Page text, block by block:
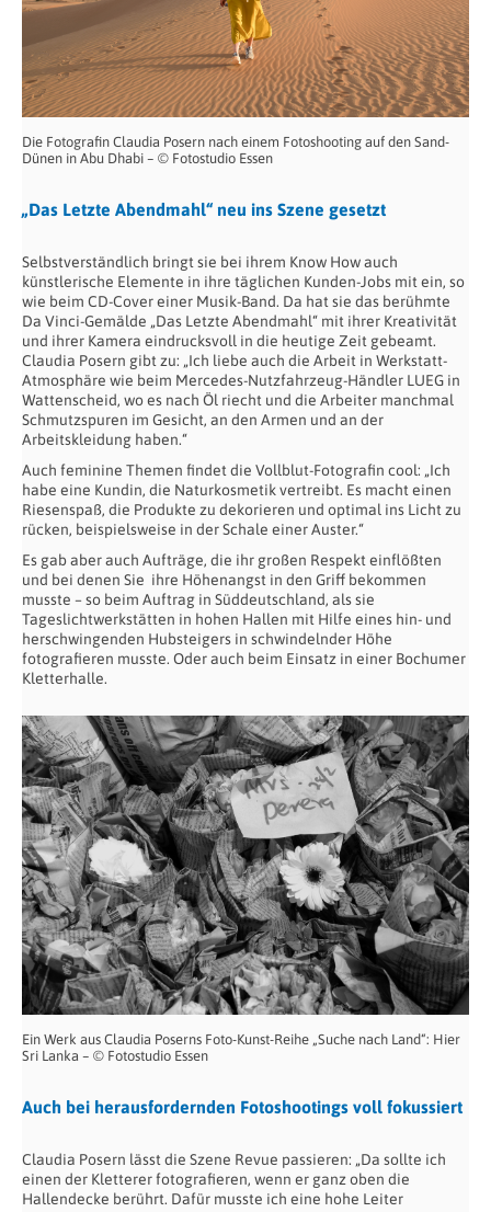
Die Fotografin Claudia Posern nach einem Fotoshooting auf den Sand-
Dünen in Abu Dhabi – © Fotostudio Essen
„Das Letzte Abendmahl“ neu ins Szene gesetzt
Selbstverständlich bringt sie bei ihrem Know How auch
künstlerische Elemente in ihre täglichen Kunden-Jobs mit ein, so
wie beim CD-Cover einer Musik-Band. Da hat sie das berühmte
Da Vinci-Gemälde „Das Letzte Abendmahl“ mit ihrer Kreativität
und ihrer Kamera eindrucksvoll in die heutige Zeit gebeamt.
Claudia Posern gibt zu: „Ich liebe auch die Arbeit in Werkstatt-
Atmosphäre wie beim Mercedes-Nutzfahrzeug-Händler LUEG in
Wattenscheid, wo es nach Öl riecht und die Arbeiter manchmal
Schmutzspuren im Gesicht, an den Armen und an der
Arbeitskleidung haben.“
Auch feminine Themen findet die Vollblut-Fotografin cool: „Ich
habe eine Kundin, die Naturkosmetik vertreibt. Es macht einen
Riesenspaß, die Produkte zu dekorieren und optimal ins Licht zu
rücken, beispielsweise in der Schale einer Auster.“
Es gab aber auch Aufträge, die ihr großen Respekt einflößten
und bei denen Sie ihre Höhenangst in den Griff bekommen
musste – so beim Auftrag in Süddeutschland, als sie
Tageslichtwerkstätten in hohen Hallen mit Hilfe eines hin- und
herschwingenden Hubsteigers in schwindelnder Höhe
fotografieren musste. Oder auch beim Einsatz in einer Bochumer
Kletterhalle.
Ein Werk aus Claudia Poserns Foto-Kunst-Reihe „Suche nach Land“: Hier
Sri Lanka – © Fotostudio Essen
Auch bei herausfordernden Fotoshootings voll fokussiert
Claudia Posern lässt die Szene Revue passieren: „Da sollte ich
einen der Kletterer fotografieren, wenn er ganz oben die
Hallendecke berührt. Dafür musste ich eine hohe Leiter